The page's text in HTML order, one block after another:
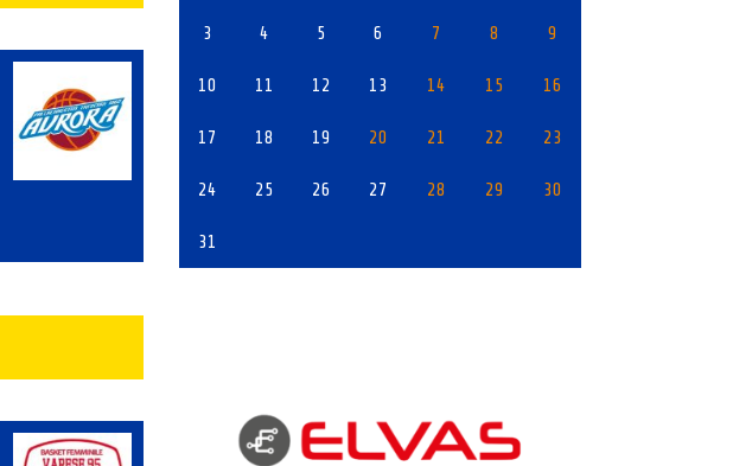
3 4 5 6 7 8 9
10 11 12 13 14 15 16
17 18 19 20 21 22 23
24 25 26 27 28 29 30
31